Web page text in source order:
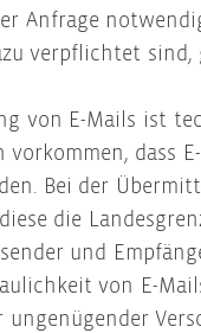
Anfrage
verpflichtet sind,
von E-Mails ist
vorkommen, dass
Bei der
die
und
von E-
ungenügender